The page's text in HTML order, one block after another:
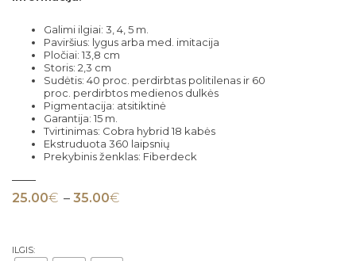
Galimi ilgiai: 3, 4, 5 m.
Paviršius: lygus arba med. imitacija
Pločiai: 13,8 cm
Storis: 2,3 cm
Sudėtis: 40 proc. perdirbtas politilenas ir 60
proc. perdirbtos medienos dulkės
Pigmentacija: atsitiktinė
Garantija: 15 m.
Tvirtinimas: Cobra hybrid 18 kabės
Ekstruduota 360 laipsnių
Prekybinis ženklas: Fiberdeck
25.00€ – 35.00€
ILGIS: